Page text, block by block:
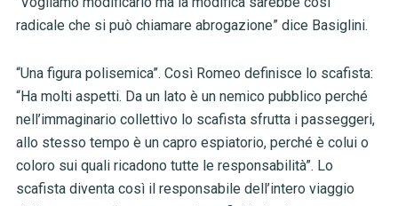
radicale che si può chiamare abrogazione” dice Basiglini.
“Una figura polisemica”. Così Romeo definisce lo scafista:
“Ha molti aspetti. Da un lato è un nemico pubblico perché
nell’immaginario collettivo lo scafista sfrutta i passeggeri,
allo stesso tempo è un capro espiatorio, perché è colui o
coloro sui quali ricadono tutte le responsabilità”. Lo
scafista diventa così il responsabile dell’intero viaggio